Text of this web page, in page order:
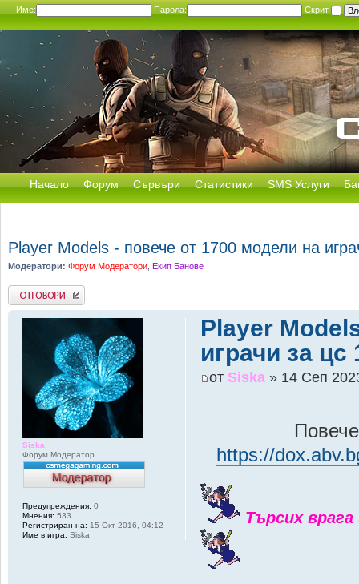
Име: Парола: Скрит
Начало Форум Сървъри Статистики SMS Услуги
Player Models - повече от 1700 модели на
Модератори: Форум Модератори Екип Банове
Добави отговор
Player
играчи за цс
от Siska » 14 Сеп
https://
Търсих
Siska
Форум Модератор
Предупреждения: 0
Мнения: 533
Регистриран на: 15 Окт 2016, 04:12
Име в игра: Siska